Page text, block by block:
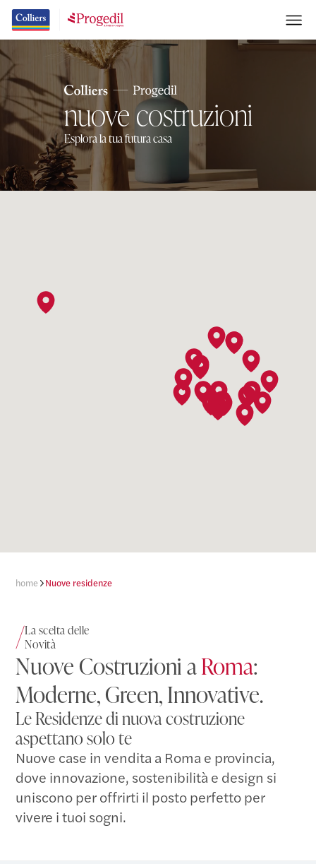
nuove costruzioni
Esplora la tua futura casa
home Nuove residenze
La scelta delle
Novità
Nuove Costruzioni aRoma:
Moderne, Green, Innovative.
Le Residenze di nuova costruzione
aspettano solo te
Nuove case in vendita a Roma e provincia,
dove innovazione, sostenibilità e design si
uniscono per offrirti il posto perfetto per
vivere i tuoi sogni.